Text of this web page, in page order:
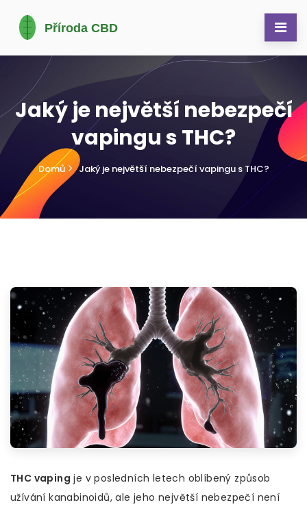
Jaký je největší nebezpečí
vapingu s THC?
Domů Jaký je největší nebezpečí vapingu s THC?
THC vaping je v posledních letech oblíbený způsob
užívání kanabinoidů, ale jeho největší nebezpečí není